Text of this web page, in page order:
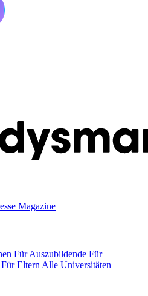
Magazine
Für Auszubildende Für
Für Eltern Alle Universitäten